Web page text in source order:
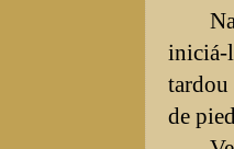
iniciá-
tardou
de